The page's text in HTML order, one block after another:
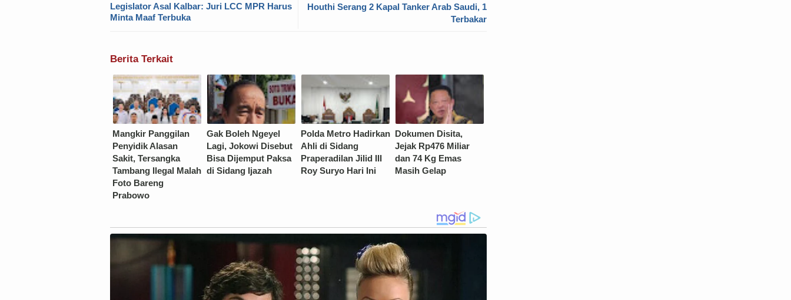
Legislator Asal Kalbar: Juri LCC MPR Harus
Minta Maaf Terbuka
Houthi Serang 2 Kapal Tanker Arab Saudi, 1
Terbakar
Berita Terkait
Mangkir Panggilan
Penyidik Alasan
Sakit, Tersangka
Tambang Ilegal Malah
Foto Bareng
Prabowo
Gak Boleh Ngeyel
Lagi, Jokowi Disebut
Bisa Dijemput Paksa
di Sidang Ijazah
Polda Metro Hadirkan
Ahli di Sidang
Praperadilan Jilid III
Roy Suryo Hari Ini
Dokumen Disita,
Jejak Rp476 Miliar
dan 74 Kg Emas
Masih Gelap